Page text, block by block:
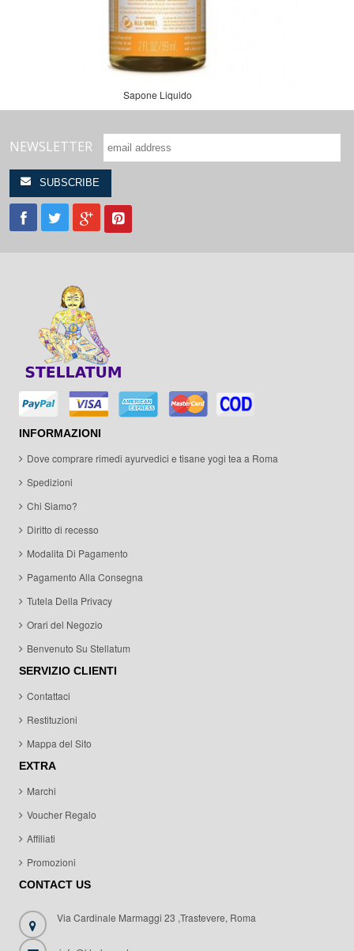
Sapone Liquido
NEWSLETTER
INFORMAZIONI
Dove comprare rimedi ayurvedici e tisane yogi tea a Roma
Spedizioni
Chi Siamo?
Diritto di recesso
Modalita Di Pagamento
Pagamento Alla Consegna
Tutela Della Privacy
Orari del Negozio
Benvenuto Su Stellatum
SERVIZIO CLIENTI
Contattaci
Restituzioni
Mappa del Sito
EXTRA
Marchi
Voucher Regalo
Affiliati
Promozioni
CONTACT US
Via Cardinale Marmaggi 23 ,Trastevere, Roma